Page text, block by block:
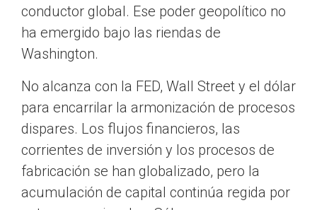
conductor global. Ese poder geopolítico no
ha emergido bajo las riendas de
Washington.
No alcanza con la FED, Wall Street y el dólar
para encarrilar la armonización de procesos
dispares. Los flujos financieros, las
corrientes de inversión y los procesos de
fabricación se han globalizado, pero la
acumulación de capital continúa regida por